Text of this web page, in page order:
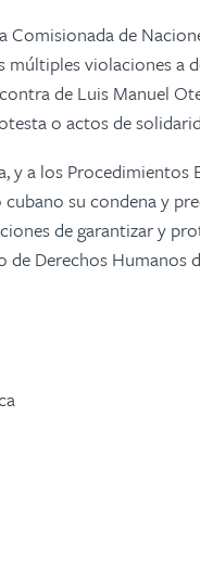
de
múltiples violaciones a
de Luis Manuel
o actos de
y a los Procedimientos
su condena y
de garantizar y
Derechos Humanos